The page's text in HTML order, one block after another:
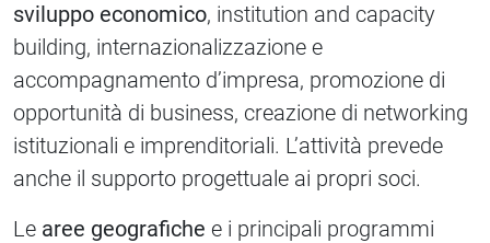
sviluppo economico, institution and capacity
building, internazionalizzazione e
accompagnamento d’impresa, promozione di
opportunità di business, creazione di networking
istituzionali e imprenditoriali. L’attività prevede
anche il supporto progettuale ai propri soci.
Le aree geografiche e i principali programmi